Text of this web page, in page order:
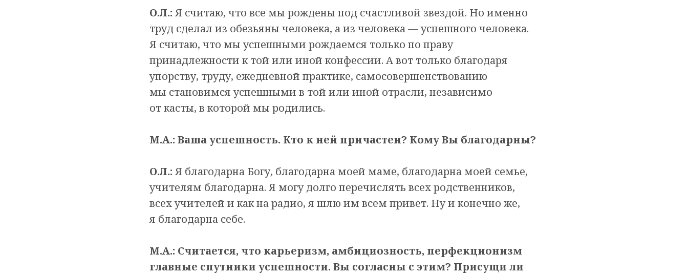
О.Л.: Я считаю, что все мы рождены под счастливой звездой. Но именно
труд сделал из обезьяны человека, а из человека — успешного человека.
Я считаю, что мы успешными рождаемся только по праву
принадлежности к той или иной конфессии. А вот только благодаря
упорству, труду, ежедневной практике, самосовершенствованию
мы становимся успешными в той или иной отрасли, независимо
от касты, в которой мы родились.
М.А.: Ваша успешность. Кто к ней причастен? Кому Вы благодарны?
О.Л.: Я благодарна Богу, благодарна моей маме, благодарна моей семье,
учителям благодарна. Я могу долго перечислять всех родственников,
всех учителей и как на радио, я шлю им всем привет. Ну и конечно же,
я благодарна себе.
М.А.: Считается, что карьеризм, амбициозность, перфекционизм
главные спутники успешности. Вы согласны с этим? Присущи ли